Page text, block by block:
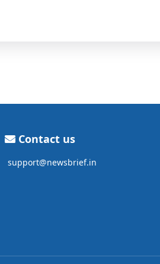
Contact us
support@newsbrief.in